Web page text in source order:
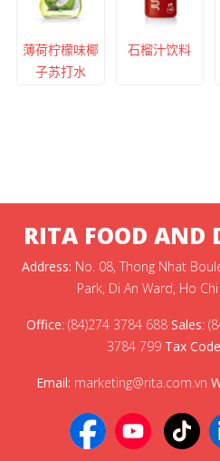
薄荷柠檬味椰
子苏打水
石榴汁饮料
RITA FOOD AND
Address: No. 08, Thong Nhat
Park, Di An Ward, Ho
Office: (84)274 3784 688 Sales:
3784 799 Tax
Email: marketing@rita.com.vn